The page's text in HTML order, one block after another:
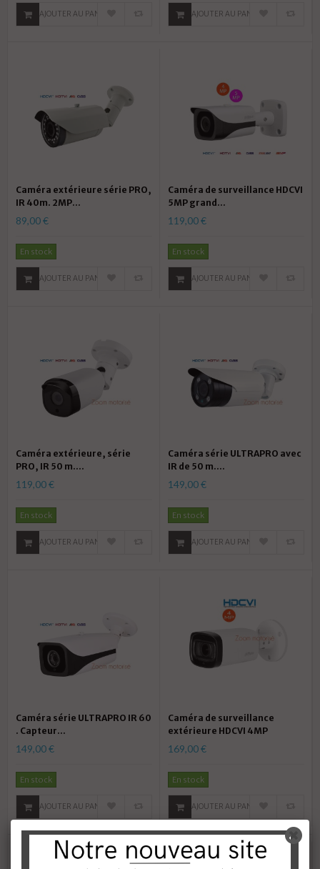
AJOUTER AU PANIER AJOUTER AU PANIER
Caméra extérieure série PRO,
IR 40m. 2MP...
89,00 €
En stock
AJOUTER AU PANIER
Caméra de surveillance HDCVI
5MP grand...
119,00 €
En stock
AJOUTER AU PANIER
Caméra extérieure, série
PRO, IR 50 m....
119,00 €
En stock
AJOUTER AU PANIER
Caméra série ULTRAPRO avec
IR de 50 m....
149,00 €
En stock
AJOUTER AU PANIER
Caméra série ULTRAPRO IR 60
. Capteur...
149,00 €
En stock
AJOUTER AU PANIER
Caméra de surveillance
extérieure HDCVI 4MP
169,00 €
En stock
AJOUTER AU PANIER